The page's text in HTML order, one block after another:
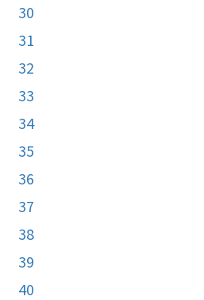
30
31
32
33
34
35
36
37
38
39
40